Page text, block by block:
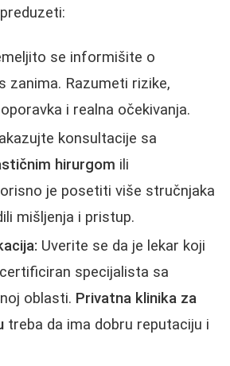
se informišite o
zanima. Razumeti rizike,
i realna očekivanja.
konsultacije sa
hirurgom ili
je posetiti više stručnjaka
mišljenja i pristup.
Uverite se da je lekar koji
specijalista sa
oblasti. Privatna klinika za
treba da ima dobru reputaciju i